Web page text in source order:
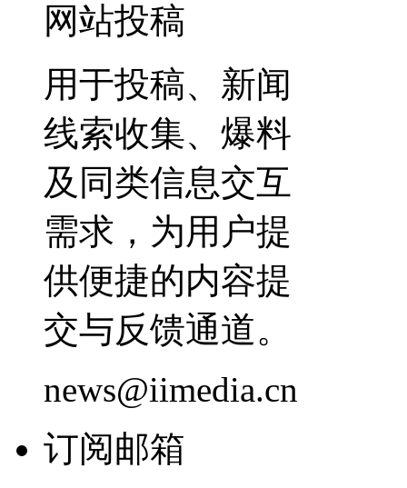
网站投稿
用于投稿、新闻
线索收集、爆料
及同类信息交互
需求，为用户提
供便捷的内容提
交与反馈通道。
news@iimedia.cn
订阅邮箱